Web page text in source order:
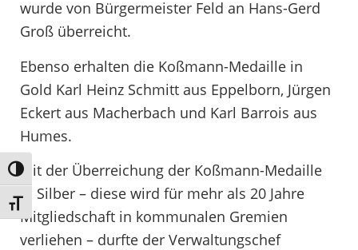
Umschalten auf hohe Kontraste
Schrift vergrößern
wurde von Bürgermeister Feld an Hans-Gerd
Groß überreicht.
Ebenso erhalten die Koßmann-Medaille in
Gold Karl Heinz Schmitt aus Eppelborn, Jürgen
Eckert aus Macherbach und Karl Barrois aus
Humes.
Mit der Überreichung der Koßmann-Medaille
in Silber – diese wird für mehr als 20 Jahre
Mitgliedschaft in kommunalen Gremien
verliehen – durfte der Verwaltungschef